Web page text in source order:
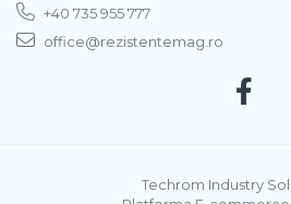
+40 735 955 777
office@rezistentemag.ro
Techrom Industry